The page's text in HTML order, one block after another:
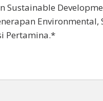
Environmental,
Pertamina.*